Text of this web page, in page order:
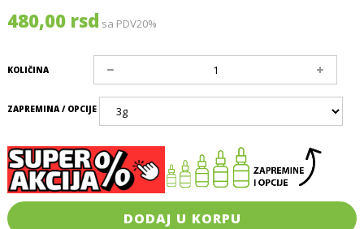
480,00 rsd sa PDV20%
KOLIČINA
ZAPREMINA / OPCIJE
DODAJ U KORPU